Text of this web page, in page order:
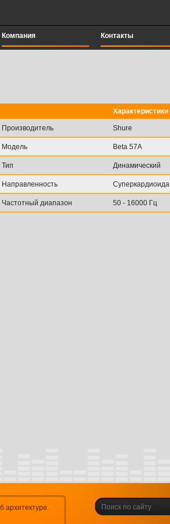
Компания Контакты
Характеристики
Производитель Shure
Модель Beta 57A
Тип Динамический
Направленность Суперкардиоида
Частотный диапазон 50 - 16000 Гц
архитектуре.